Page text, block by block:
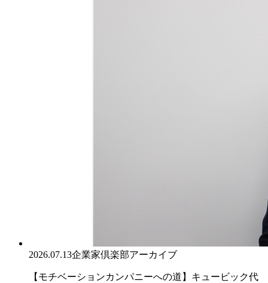
2026.07.13企業家倶楽部アーカイブ
【モチベーションカンパニーへの道】キュービック代